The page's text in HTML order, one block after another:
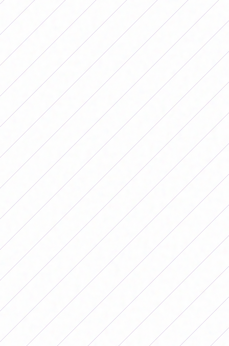
Mais uma vez o Corinthians foi campeão da Conmebol
Libertadores. (Foto: Conmebol)
Em relação ao prêmio de participação, cada equipe
recebeu US$ 50 mil por ter se classificado e disputado a
competição continental.
Prêmios Conmebol Libertadores: as
diferenças entre a competição
masculina e feminina
Em março deste ano Alejandro Domínguez, presidente
da Conmebol, declarou que queria um futebol sul-
americano competitivo e por isso aumentaria os
prêmios da Libertadores, mas no futebol masculino.